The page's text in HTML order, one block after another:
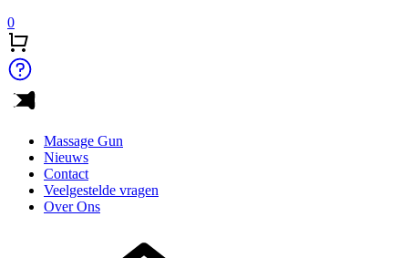
0
Massage Gun
Nieuws
Contact
Veelgestelde vragen
Over Ons